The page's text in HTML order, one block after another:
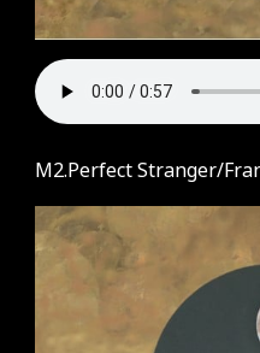
M2.Perfect Stranger/